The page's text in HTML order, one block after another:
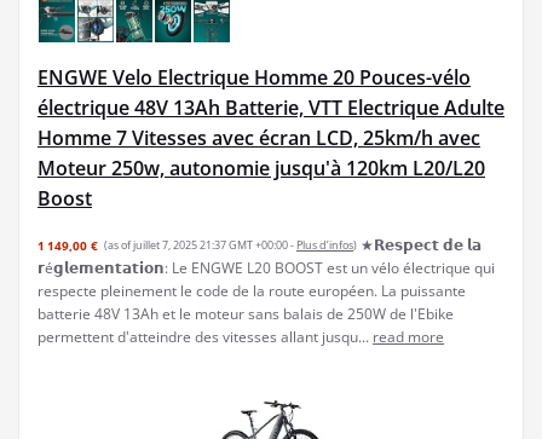
ENGWE Velo Electrique Homme 20 Pouces-vélo
électrique 48V 13Ah Batterie, VTT Electrique Adulte
Homme 7 Vitesses avec écran LCD, 25km/h avec
Moteur 250w, autonomie jusqu'à 120km L20/L20
Boost
1 149,00 € (as of juillet 7, 2025 21:37 GMT +00:00 - Plus d’infos) ★𝗥𝗲𝘀𝗽𝗲𝗰𝘁 𝗱𝗲 𝗹𝗮
𝗿é𝗴𝗹𝗲𝗺𝗲𝗻𝘁𝗮𝘁𝗶𝗼𝗻: Le ENGWE L20 BOOST est un vélo électrique qui
respecte pleinement le code de la route européen. La puissante
batterie 48V 13Ah et le moteur sans balais de 250W de l'Ebike
permettent d'atteindre des vitesses allant jusqu... read more